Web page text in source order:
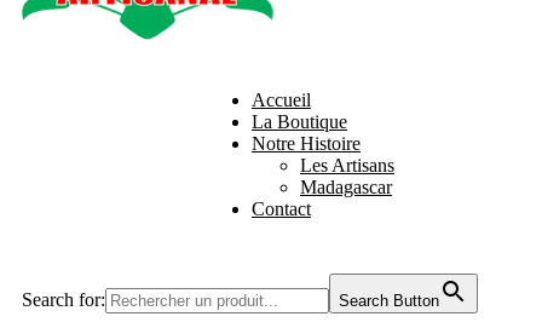
Accueil
La Boutique
Notre Histoire
Les Artisans
Madagascar
Contact
Search for: Search Button